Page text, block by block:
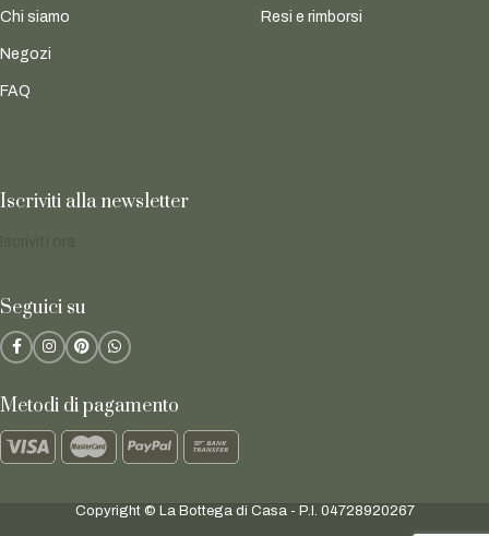
Chi siamo
Negozi
FAQ
Resi e rimborsi
Iscriviti alla newsletter
Seguici su
Metodi di pagamento
Copyright © La Bottega di Casa - P.I. 04728920267